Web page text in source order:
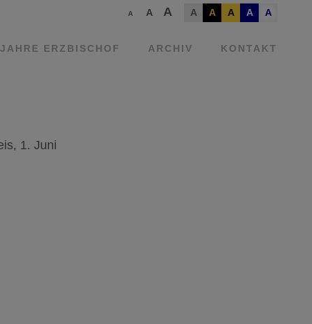
A A A A A A A A
ERZBISCHOF ARCHIV KONTAKT
1. Juni